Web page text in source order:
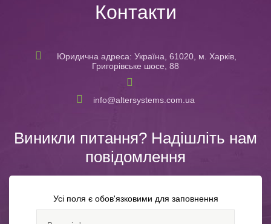
Контакти
Юридична адреса: Україна, 61020, м. Харків,
Григорівське шосе, 88
info@altersystems.com.ua
Виникли питання? Надішліть нам
повідомлення
Усі поля є обов'язковими для заповнення